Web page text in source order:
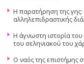
Η παρατήρηση της
αλληλεπιδραστικής
Η άγνωστη ιστορία του
του σεληνιακού του
Ο ναός της επιστήμης